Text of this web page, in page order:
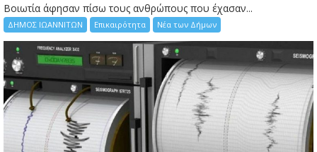
Bοιωτία άφησαν πίσω τους ανθρώπους που έχασαν...
ΔΗΜΟΣ ΙΩΑΝΝΙΤΩΝ Επικαιρότητα Νέα των Δήμων